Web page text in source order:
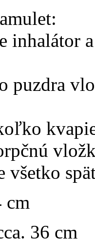
inhalátor
puzdra
všetko
cm
36 cm